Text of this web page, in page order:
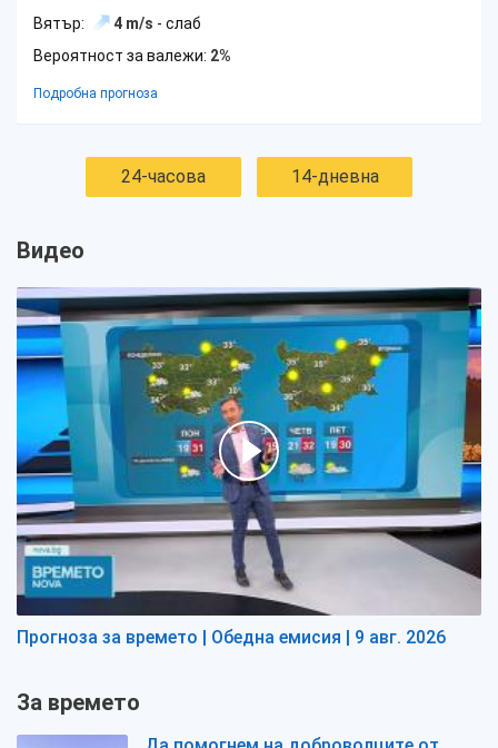
Вятър: 4 m/s - слаб
Вероятност за валежи: 2%
Подробна прогноза
24-часова 14-дневна
Видео
Прогноза за времето | Обедна емисия | 9 авг. 2026
За времето